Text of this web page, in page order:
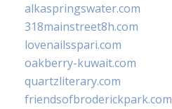
alkaspringswater.com
318mainstreet8h.com
lovenailsspari.com
oakberry-kuwait.com
quartzliterary.com
friendsofbroderickpark.com